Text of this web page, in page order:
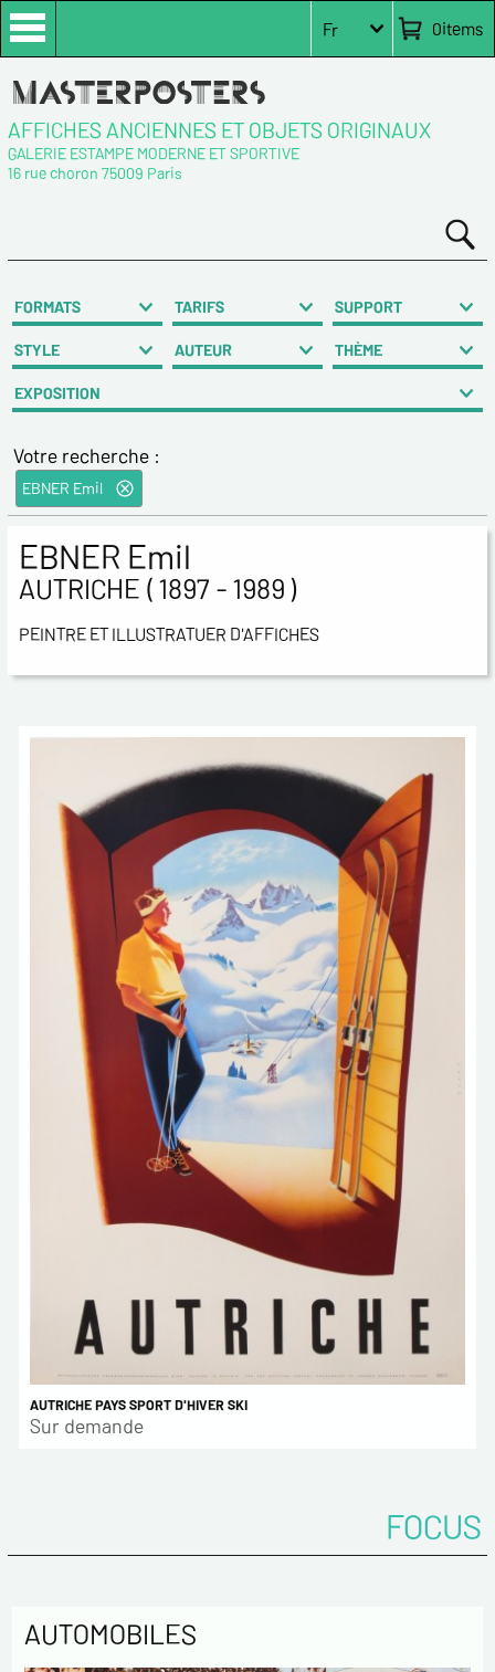
0items
Fr
AFFICHES ANCIENNES ET OBJETS ORIGINAUX
GALERIE ESTAMPE MODERNE ET SPORTIVE
16 rue choron 75009 Paris
FORMATS TARIFS SUPPORT
STYLE AUTEUR THÈME
EXPOSITION
Votre recherche :
EBNER Emil
EBNER Emil
AUTRICHE ( 1897 - 1989 )
PEINTRE ET ILLUSTRATUER D'AFFICHES
AUTRICHE PAYS SPORT D'HIVER SKI
Sur demande
FOCUS
AUTOMOBILES